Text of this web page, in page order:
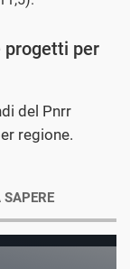
progetti per
del Pnrr
regione.
SAPERE